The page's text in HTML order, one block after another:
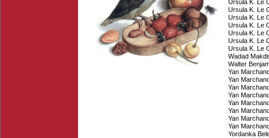
Ursula K. Le
Ursula K. Le
Ursula K. Le
Ursula K. Le
Ursula K. Le
Ursula K. Le
Ursula K. Le
Wadad
Walter
Yan
Yan
Yan
Yan
Yan
Yan
Yan
Yan
Yordanka